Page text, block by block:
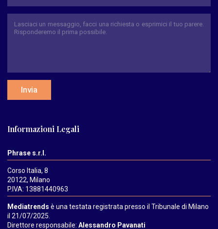
Invia
Informazioni Legali
Phrase s.r.l.
Corso Italia, 8
20122, Milano
P.IVA: 13881440963
Mediatrends è una testata registrata presso il Tribunale di Milano
il 21/07/2025.
Direttore responsabile: Alessandro Pavanati